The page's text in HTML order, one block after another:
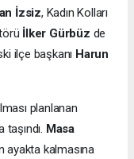
İzsiz, Kadın Kolları
İlker Gürbüz de
ilçe başkanı Harun
planlanan
Masa
ayakta kalmasına